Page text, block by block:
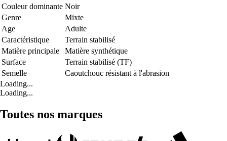
Couleur dominante Noir
Genre
Mixte
Age
Adulte
Caractéristique
Terrain stabilisé
Matière principale
Matière synthétique
Surface
Terrain stabilisé (TF)
Semelle
Caoutchouc résistant à l'abrasion
Loading...
Loading...
Toutes nos marques